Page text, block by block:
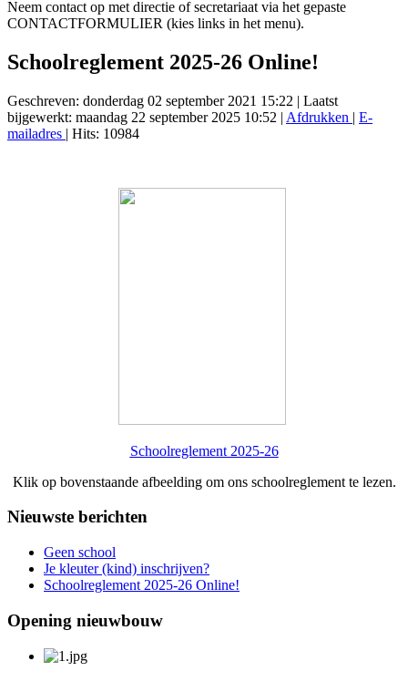
Neem contact op met directie of secretariaat via het gepaste
CONTACTFORMULIER (kies links in het menu).
Schoolreglement 2025-26 Online!
Geschreven: donderdag 02 september 2021 15:22 | Laatst
bijgewerkt: maandag 22 september 2025 10:52 | Afdrukken | E-
mailadres | Hits: 10984
Schoolreglement 2025-26
Klik op bovenstaande afbeelding om ons schoolreglement te lezen.
Nieuwste berichten
Geen school
Je kleuter (kind) inschrijven?
Schoolreglement 2025-26 Online!
Opening nieuwbouw